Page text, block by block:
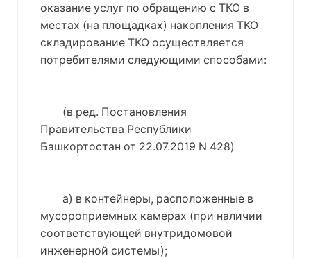
оказание услуг по обращению с ТКО в
местах (на площадках) накопления ТКО
складирование ТКО осуществляется
потребителями следующими способами:
(в ред. Постановления
Правительства Республики
Башкортостан от 22.07.2019 N 428)
а) в контейнеры, расположенные в
мусороприемных камерах (при наличии
соответствующей внутридомовой
инженерной системы);